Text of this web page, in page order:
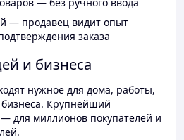
— продавец видит опыт
заказа
и бизнеса
нужное для дома, работы,
Крупнейший
для миллионов покупателей и